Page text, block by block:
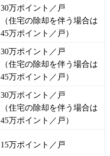
30万ポイント／戸
（住宅の除却を伴う場合は
45万ポイント／戸）
30万ポイント／戸
（住宅の除却を伴う場合は
45万ポイント／戸）
30万ポイント／戸
（住宅の除却を伴う場合は
45万ポイント／戸）
15万ポイント／戸